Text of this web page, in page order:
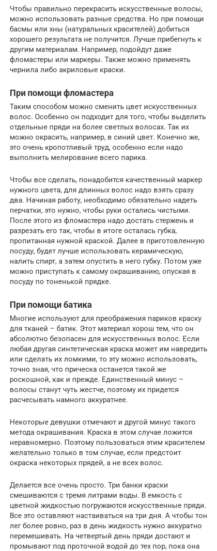
Чтобы правильно перекрасить искусственные волосы,
можно использовать разные средства. Но при помощи
басмы или хны (натуральных красителей) добиться
хорошего результата не получится. Лучше прибегнуть к
другим материалам. Например, подойдут даже
фломастеры или маркеры. Также можно применять
чернила либо акриловые краски.
При помощи фломастера
Таким способом можно сменить цвет искусственных
волос. Особенно он подходит для того, чтобы выделить
отдельные пряди на более светлых волосах. Так их
можно окрасить, например, в синий цвет. Конечно же,
это очень кропотливый труд, особенно если надо
выполнить мелирование всего парика.
Чтобы все сделать, понадобится качественный маркер
нужного цвета, для длинных волос надо взять сразу
два. Начиная работу, необходимо обязательно надеть
перчатки, это нужно, чтобы руки остались чистыми.
После этого из фломастера надо достать стержень и
разрезать его так, чтобы в итоге осталась губка,
пропитанная нужной краской. Далее в приготовленную
посуду, будет лучше использовать керамическую,
налить спирт, а затем опустить в него губку. Потом уже
можно приступать к самому окрашиванию, опуская в
посуду по тоненькой прядке.
При помощи батика
Многие используют для преображения париков краску
для тканей – батик. Этот материал хорош тем, что он
абсолютно безопасен для искусственных волос. Если
любая другая синтетическая краска может им навредить
или сделать их ломкими, то эту можно использовать,
точно зная, что прическа останется такой же
роскошной, как и прежде. Единственный минус –
волосы станут чуть жестче, поэтому их придется
расчесывать намного аккуратнее.
Некоторые девушки отмечают и другой минус такого
метода окрашивания. Краска в этом случае ложится
неравномерно. Поэтому пользоваться этим красителем
желательно только в том случае, если предстоит
окраска некоторых прядей, а не всех волос.
Делается все очень просто. Три банки краски
смешиваются с тремя литрами воды. В емкость с
цветной жидкостью погружаются искусственные пряди.
Все это оставляют настаиваться на три дня. А чтобы тон
лег более ровно, раз в день жидкость нужно аккуратно
перемешивать. На четвертый день пряди достают и
промывают под проточной водой до тех пор, пока она